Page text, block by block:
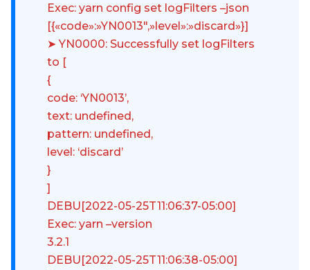
Exec: yarn config set logFilters –json
[{«code»:»YN0013″,»level»:»discard»}]
➤ YN0000: Successfully set logFilters
to [
{
code: ‘YN0013’,
text: undefined,
pattern: undefined,
level: ‘discard’
}
]
DEBU[2022-05-25T11:06:37-05:00]
Exec: yarn –version
3.2.1
DEBU[2022-05-25T11:06:38-05:00]